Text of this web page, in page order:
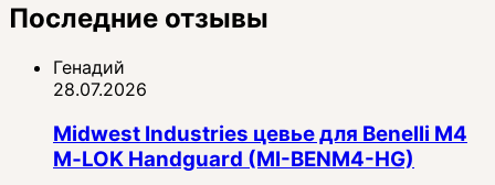
Последние отзывы
Генадий
28.07.2026
Midwest Industries цевье для Benelli M4
M‑LOK Handguard (MI-BENM4-HG)